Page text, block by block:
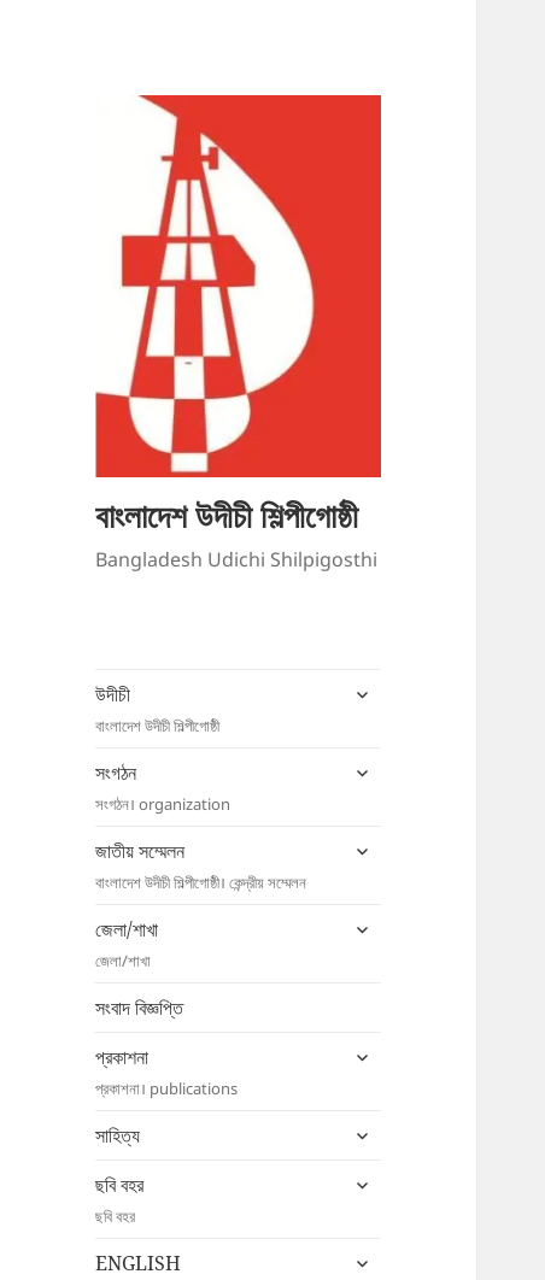
বাংলাদেশ উদীচী শিল্পীগোষ্ঠী
Bangladesh Udichi Shilpigosthi
উদীচী
বাংলাদেশ উদীচী শিল্পীগোষ্ঠী
expand
সংগঠন
সংগঠন। organization
expand
জাতীয় সম্মেলন
বাংলাদেশ উদীচী শিল্পীগোষ্ঠী। কেন্দ্রীয় সম্মেলন
expand
জেলা/শাখা
জেলা/শাখা
expand
সংবাদ বিজ্ঞপ্তি
প্রকাশনা
প্রকাশনা। publications
expand
সাহিত্য
expand
menu
ছবি বহর
ছবি বহর
expand
ENGLISH
expand